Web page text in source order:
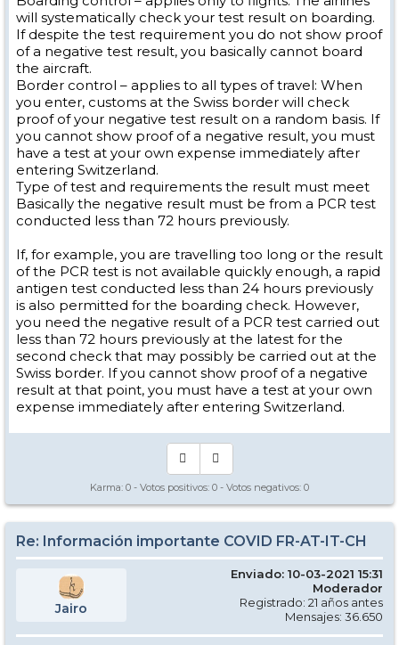
will systematically check your test result on boarding.
If despite the test requirement you do not show proof
of a negative test result, you basically cannot board
the aircraft.
Border control – applies to all types of travel: When
you enter, customs at the Swiss border will check
proof of your negative test result on a random basis. If
you cannot show proof of a negative result, you must
have a test at your own expense immediately after
entering Switzerland.
Type of test and requirements the result must meet
Basically the negative result must be from a PCR test
conducted less than 72 hours previously.
If, for example, you are travelling too long or the result
of the PCR test is not available quickly enough, a rapid
antigen test conducted less than 24 hours previously
is also permitted for the boarding check. However,
you need the negative result of a PCR test carried out
less than 72 hours previously at the latest for the
second check that may possibly be carried out at the
Swiss border. If you cannot show proof of a negative
result at that point, you must have a test at your own
expense immediately after entering Switzerland.
Karma: 0 - Votos positivos: 0 - Votos negativos: 0
Re: Información importante COVID FR-AT-IT-CH
Jairo
Enviado: 10-03-2021 15:31
Moderador
Registrado: 21 años antes
Mensajes: 36.650